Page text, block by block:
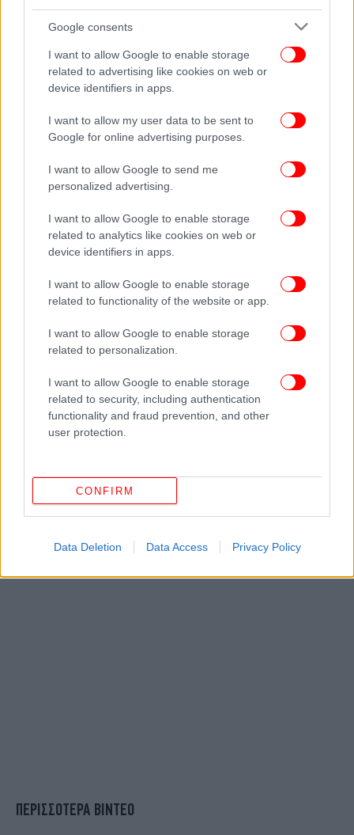
Google consents
I want to allow Google to enable storage
related to advertising like cookies on web or
device identifiers in apps.
I want to allow my user data to be sent to
Google for online advertising purposes.
I want to allow Google to send me
personalized advertising.
I want to allow Google to enable storage
related to analytics like cookies on web or
device identifiers in apps.
I want to allow Google to enable storage
related to functionality of the website or app.
I want to allow Google to enable storage
related to personalization.
I want to allow Google to enable storage
related to security, including authentication
functionality and fraud prevention, and other
user protection.
CONFIRM
Data Deletion Data Access Privacy Policy
Είπε πως ήθελε να γνωρίζουν οι οπαδοί του ότι
είναι καλά «και ότι η Αμερική συνεχίζει, προχωράμε
μπροστά, είμαστε δυνατοί».
«H ενέργεια που έβγαινε από τους ανθρώπους εκεί,
εκείνη τη στιγμή... απλά στέκονταν εκεί - είναι
δύσκολο να περιγράψω πώς ένιωσα, αλλά ήξερα ότι
ο κόσμος κοιτούσε. Ήξερα ότι η Ιστορία θα το
κρίνει αυτό και ήξερα πως έπρεπε να τους
ενημερώσω ότι είμαστε εντάξει», πρόσθεσε ο
Τραμπ.
ΠΕΡΙΣΣΟΤΕΡΑ ΒΙΝΤΕΟ